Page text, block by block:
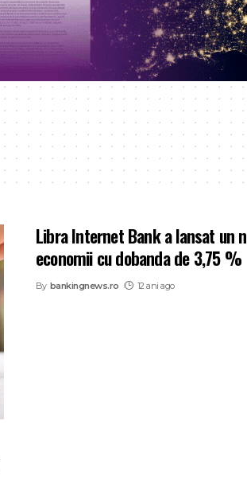
Libra Internet Bank a lansat un
economii cu dobanda de 3,75 %
By bankingnews.ro 12 ani ago